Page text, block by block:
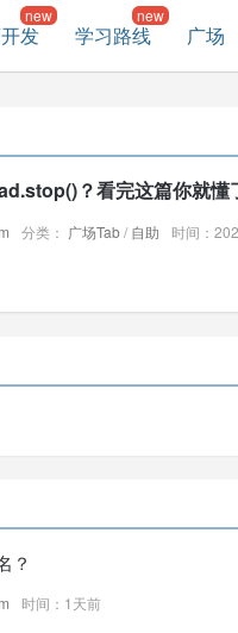
发 学习路线 广场
？看完这篇你就懂
分类： 广场Tab/ 自助
时间：
？
时间：1天前